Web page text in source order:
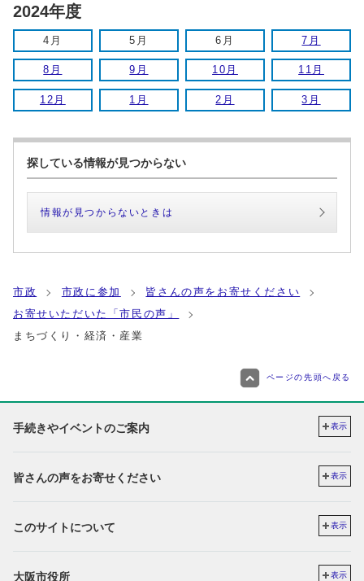
2024年度
4月 5月 6月 7月
8月 9月 10月 11月
12月 1月 2月 3月
探している情報が見つからない
情報が見つからないときは
市政 市政に参加
皆さんの声をお寄せください
お寄せいただいた「市民の声」
まちづくり・経済・産業
ページの先頭へ戻る
手続きやイベントのご案内 表示
皆さんの声をお寄せください 表示
このサイトについて 表示
大阪市役所 表示